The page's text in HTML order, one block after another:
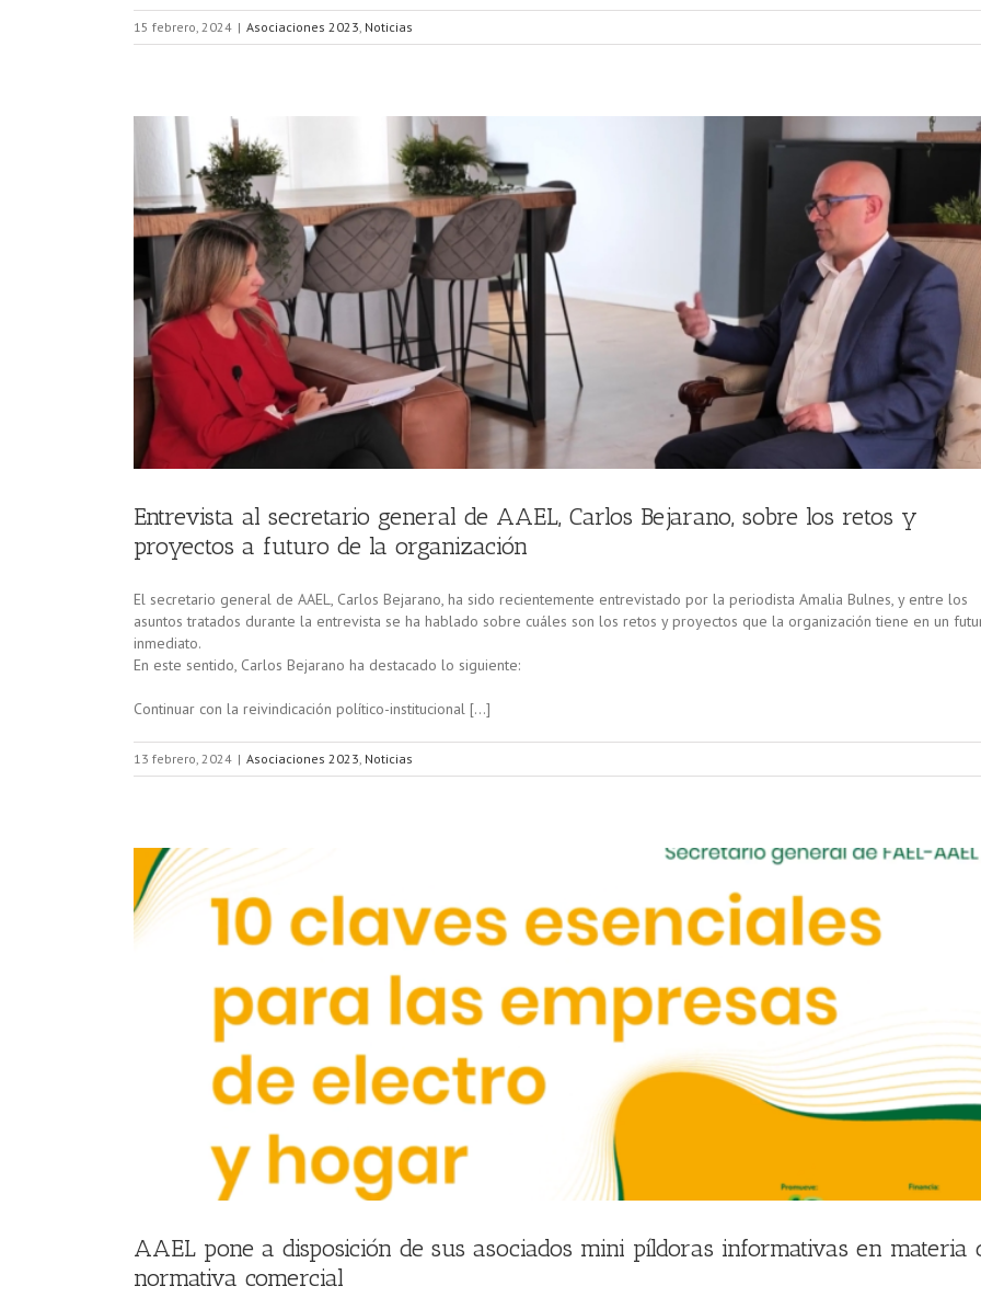
15 febrero, 2024 | Asociaciones 2023, Noticias
Entrevista al secretario general de AAEL, Carlos Bejarano, sobre los retos y
proyectos a futuro de la organización
El secretario general de AAEL, Carlos Bejarano, ha sido recientemente entrevistado por la periodista Amalia Bulnes, y entre los
asuntos tratados durante la entrevista se ha hablado sobre cuáles son los retos y proyectos que la organización tiene en un
inmediato.
En este sentido, Carlos Bejarano ha destacado lo siguiente:
Continuar con la reivindicación político-institucional […]
13 febrero, 2024 | Asociaciones 2023, Noticias
AAEL pone a disposición de sus asociados mini píldoras informativas en materia
normativa comercial